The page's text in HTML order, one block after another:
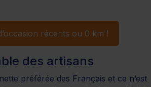
récents ou 0 km !
des artisans
préférée des Français et ce n’est